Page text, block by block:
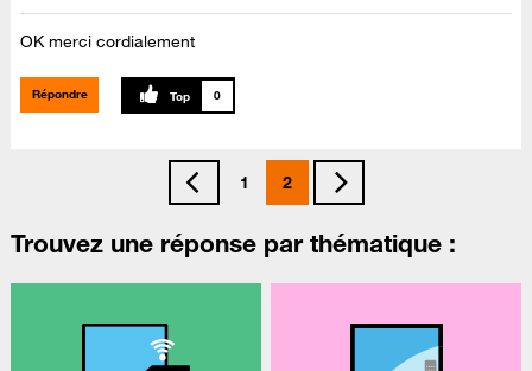
OK merci cordialement
Répondre 0
1 2
Trouvez une réponse par thématique :